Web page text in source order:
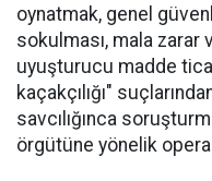
oynatmak, genel
sokulması, mala
uyuşturucu madde
kaçakçılığı"
savcılığınca
örgütüne yönelik